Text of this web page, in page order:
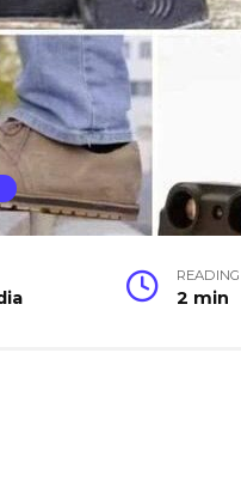
READING
2 min